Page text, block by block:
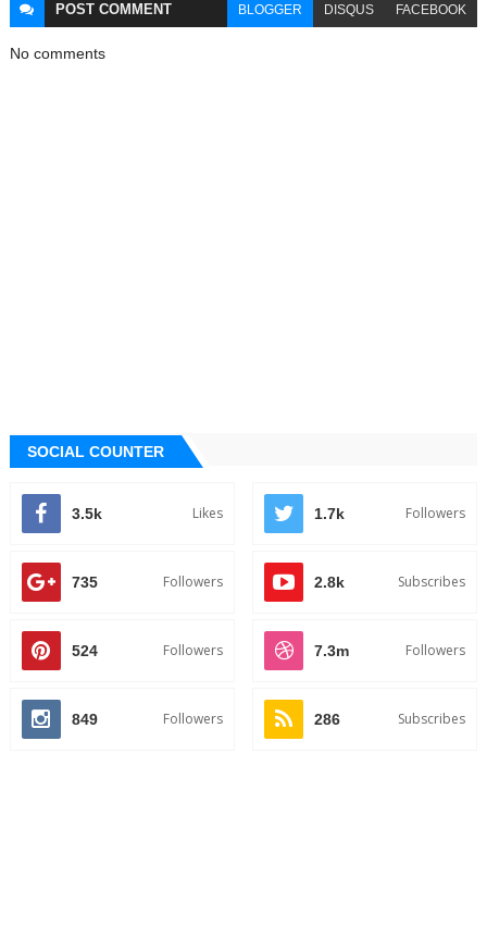
POST COMMENT BLOGGER DISQUS FACEBOOK
No comments
SOCIAL COUNTER
3.5k Likes 1.7k Followers
735 Followers 2.8k Subscribes
524 Followers 7.3m Followers
849 Followers 286 Subscribes